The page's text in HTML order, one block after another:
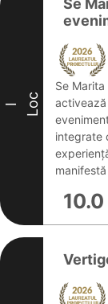
I Loc
Se
Se
integrate
10.0